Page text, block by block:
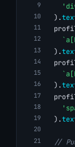
  ).
  ).
  ).
  ).
//